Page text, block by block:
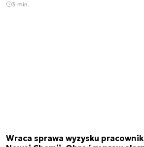
3 min.
Wraca sprawa wyzysku